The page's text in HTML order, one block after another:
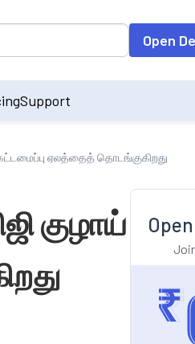
input field. On entering data
Open
Support
ஏலத்தைத் தொடங்குகிறது
குழாய்